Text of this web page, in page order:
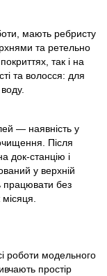
мають ребристу
та ретельно
так і на
та волосся: для
— наявність у
Після
док-станцію і
у верхній
працювати без
роботи модельного
простір